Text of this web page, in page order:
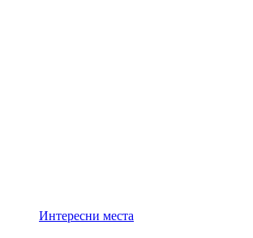
Интересни места